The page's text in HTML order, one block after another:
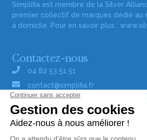
Simplifia est membre de la Silver
premier collectif de marques dédié au
à domicile. Pour en savoir plus :
Contactez-nous
04 82 53 51 51
contact@simplifia.fr
Réseaux sociaux